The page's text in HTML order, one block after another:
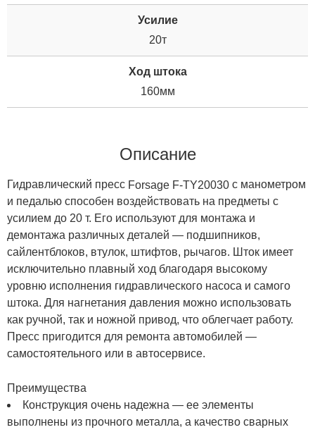
Усилие
20т
Ход штока
160мм
Описание
Гидравлический пресс Forsage F-TY20030 с манометром
и педалью способен воздействовать на предметы с
усилием до 20 т. Его используют для монтажа и
демонтажа различных деталей — подшипников,
сайлентблоков, втулок, штифтов, рычагов. Шток имеет
исключительно плавный ход благодаря высокому
уровню исполнения гидравлического насоса и самого
штока. Для нагнетания давления можно использовать
как ручной, так и ножной привод, что облегчает работу.
Пресс пригодится для ремонта автомобилей —
самостоятельного или в автосервисе.
Преимущества
Конструкция очень надежна — ее элементы
выполнены из прочного металла, а качество сварных